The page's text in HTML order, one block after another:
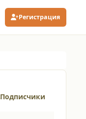
Регистрация
Подписчики